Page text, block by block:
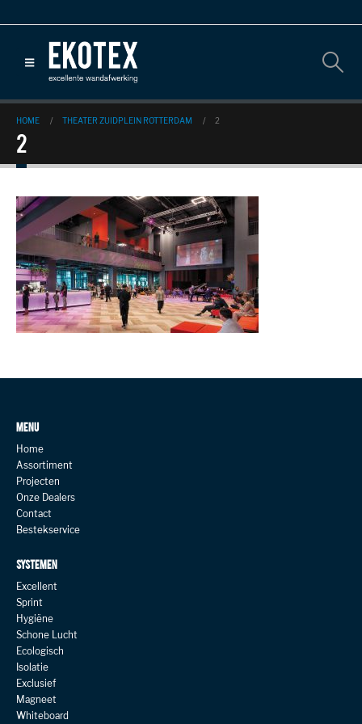
HOME THEATER ZUIDPLEIN ROTTERDAM 2
2
MENU
Home
Assortiment
Projecten
Onze Dealers
Contact
Bestekservice
SYSTEMEN
Excellent
Sprint
Hygiëne
Schone Lucht
Ecologisch
Isolatie
Exclusief
Magneet
Whiteboard